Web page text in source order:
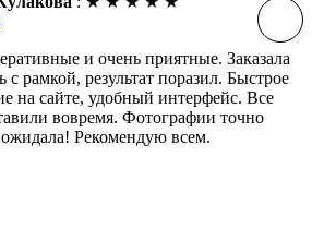
и очень приятные. Заказала
с рамкой, результат поразил. Быстрое
на сайте, удобный интерфейс. Все
вовремя. Фотографии точно
ожидала! Рекомендую всем.